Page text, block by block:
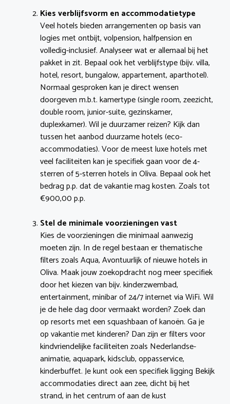
Kies verblijfsvorm en accommodatietype
Veel hotels bieden arrangementen op basis van
logies met ontbijt, volpension, halfpension en
volledig-inclusief. Analyseer wat er allemaal bij het
pakket in zit. Bepaal ook het verblijfstype (bijv. villa,
hotel, resort, bungalow, appartement, aparthotel).
Normaal gesproken kan je direct wensen
doorgeven m.b.t. kamertype (single room, zeezicht,
double room, junior-suite, gezinskamer,
duplexkamer). Wil je duurzamer reizen? Kijk dan
tussen het aanbod duurzame hotels (eco-
accommodaties). Voor de meest luxe hotels met
veel faciliteiten kan je specifiek gaan voor de 4-
sterren of 5-sterren hotels in Oliva. Bepaal ook het
bedrag p.p. dat de vakantie mag kosten. Zoals tot
€900,00 p.p.
Stel de minimale voorzieningen vast
Kies de voorzieningen die minimaal aanwezig
moeten zijn. In de regel bestaan er thematische
filters zoals Aqua, Avontuurlijk of nieuwe hotels in
Oliva. Maak jouw zoekopdracht nog meer specifiek
door het kiezen van bijv. kinderzwembad,
entertainment, minibar of 24/7 internet via WiFi. Wil
je de hele dag door vermaakt worden? Zoek dan
op resorts met een squashbaan of kanoën. Ga je
op vakantie met kinderen? Dan zijn er filters voor
kindvriendelijke faciliteiten zoals Nederlandse-
animatie, aquapark, kidsclub, oppasservice,
kinderbuffet. Je kunt ook een specifiek ligging Bekijk
accommodaties direct aan zee, dicht bij het
strand, in het centrum of aan de kust